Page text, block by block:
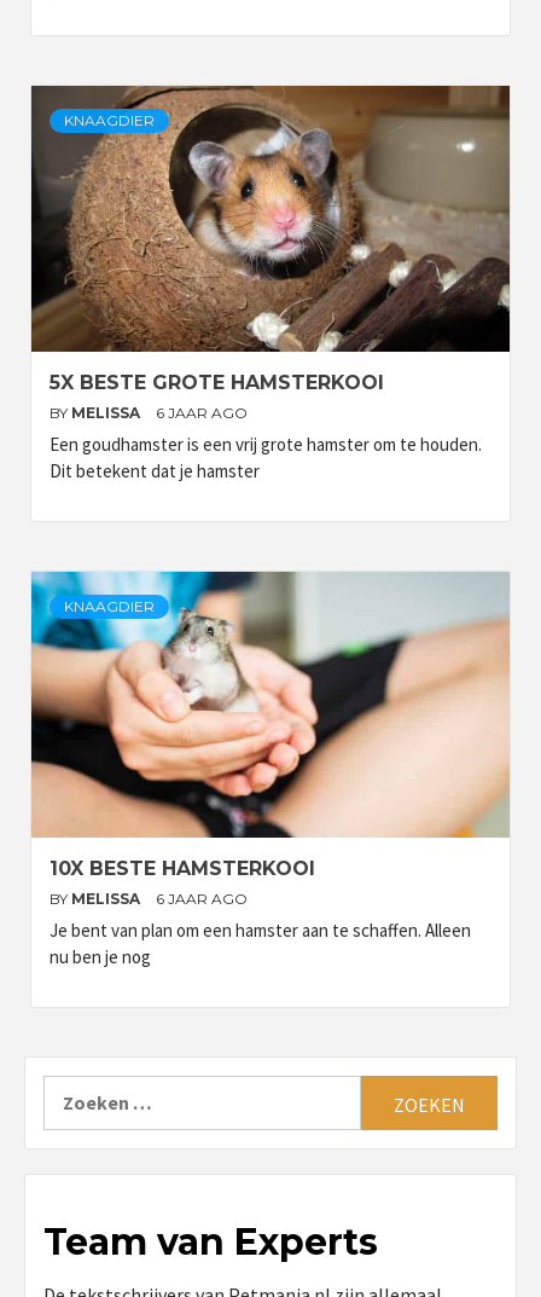
KNAAGDIER
5X BESTE GROTE HAMSTERKOOI
BY MELISSA 6 JAAR AGO
Een goudhamster is een vrij grote hamster om te houden.
Dit betekent dat je hamster
KNAAGDIER
10X BESTE HAMSTERKOOI
BY MELISSA 6 JAAR AGO
Je bent van plan om een hamster aan te schaffen. Alleen
nu ben je nog
Team van Experts